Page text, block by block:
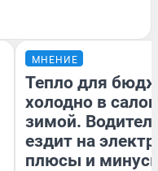
МНЕНИЕ
Тепло для
холодно в
зимой.
ездит на
плюсы и